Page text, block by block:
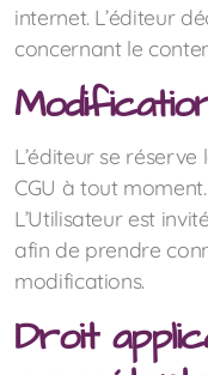
internet. L’éditeur
concernant le
L’éditeur se
CGU à tout moment.
L’Utilisateur est
afin de prendre
modifications.
Droit